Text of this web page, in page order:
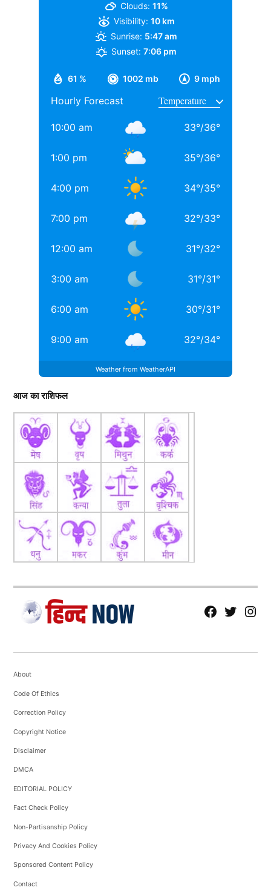
61 % 1002 mb 9 mph
Clouds: 11%
Visibility: 10 km
Sunrise: 5:47 am
Sunset: 7:06 pm
Hourly Forecast
10:00 am 33°/36°
1:00 pm 35°/36°
4:00 pm 34°/35°
7:00 pm 32°/33°
12:00 am 31°/32°
3:00 am 31°/31°
6:00 am 30°/31°
9:00 am 32°/34°
Weather from WeatherAPI
आज का राशिफल
fb Tw tw
About
Code Of Ethics
Correction Policy
Copyright Notice
Disclaimer
DMCA
EDITORIAL POLICY
Fact Check Policy
Non-Partisanship Policy
Privacy And Cookies Policy
Sponsored Content Policy
Contact